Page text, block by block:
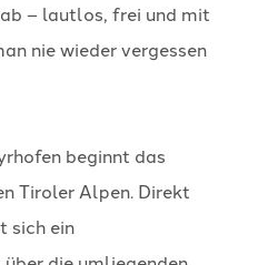
– lautlos, frei und mit
nie wieder vergessen
beginnt das
Tiroler Alpen. Direkt
sich ein